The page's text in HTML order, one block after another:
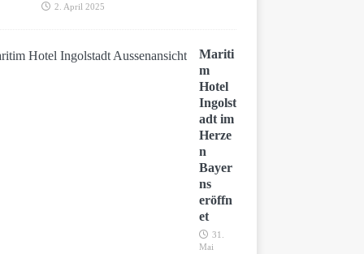
2. April 2025
Mariti
m
Hotel
Ingolst
adt im
Herze
n
Bayer
ns
eröffn
et
31.
Mai